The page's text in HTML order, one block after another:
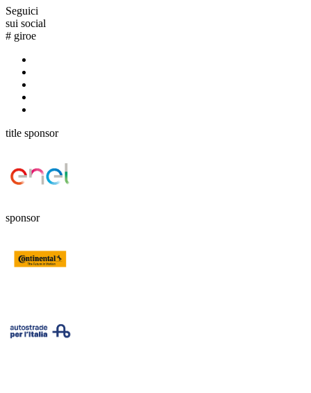
Seguici
sui social
# giroe
title sponsor
sponsor